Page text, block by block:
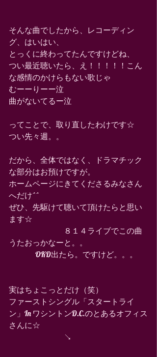
そんな曲でしたから、レコーディン
グ、はいはい、
とっくに終わってたんですけどね、
つい最近聴いたら、え！！！！！こん
な感情のかけらもない歌じゃ
むーーりーー泣
曲がないてるー泣
ってことで、取り直したわけです☆
つい先々週。。
だから、全体ではなく、ドラマチック
な部分はお預けですが。
ホームページにきてくださるみなさん
へだけ^^
ぜひ、先駆けて聴いて頂けたらと思い
ます☆
８１４ライブでこの曲
うたおっかなーと。。
                  OKD出たら。ですけど。。。
実はちょこっとだけ（笑）
ファーストシングル「スタートライ
ン」In ワシントンD.C.のとあるオフィス
さんに☆
↘︎